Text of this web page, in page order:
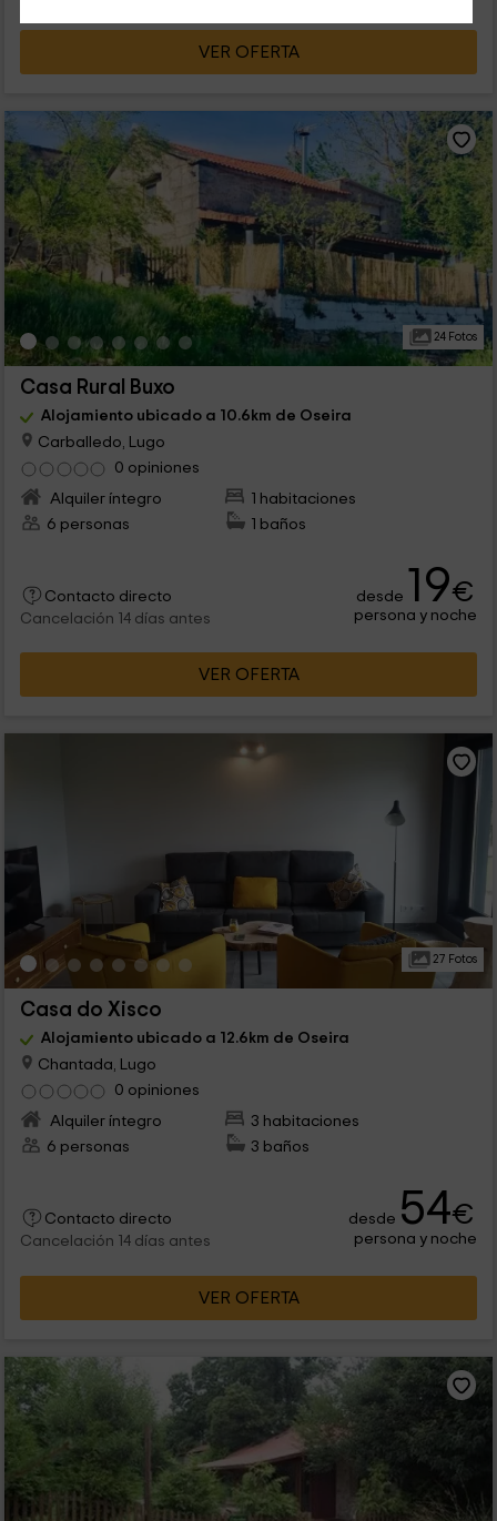
VER OFERTA
24 Fotos
Casa Rural Buxo
Alojamiento ubicado a 10.6km de Oseira
Carballedo, Lugo
0 opiniones
Alquiler íntegro
1 habitaciones
6 personas
1 baños
Contacto directo
Cancelación 14 días antes
desde 19€
persona y noche
VER OFERTA
27 Fotos
Casa do Xisco
Alojamiento ubicado a 12.6km de Oseira
Chantada, Lugo
0 opiniones
Alquiler íntegro
3 habitaciones
6 personas
3 baños
Contacto directo
Cancelación 14 días antes
desde 54€
persona y noche
VER OFERTA